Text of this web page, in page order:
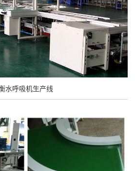
水呼吸机生产线